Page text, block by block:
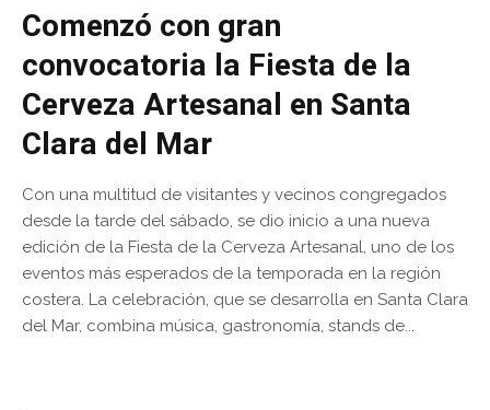
Comenzó con gran
convocatoria la Fiesta de la
Cerveza Artesanal en Santa
Clara del Mar
Con una multitud de visitantes y vecinos congregados
desde la tarde del sábado, se dio inicio a una nueva
edición de la Fiesta de la Cerveza Artesanal, uno de los
eventos más esperados de la temporada en la región
costera. La celebración, que se desarrolla en Santa Clara
del Mar, combina música, gastronomía, stands de...